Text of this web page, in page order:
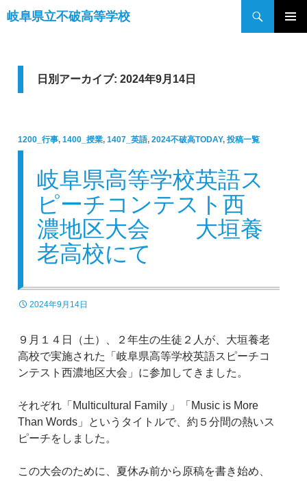
岐阜県立不破高等学校
検
索
日別アーカイブ: 2024年9月14日
1200_行事, 1400_授業, 1407_英語, 2024不破高TODAY, 投稿一覧
岐阜県高等学校英語ス
ピーチコンテスト西
濃地区大会 大垣養
老高校にて
2024年9月14日
９月１４日（土）、２年生の生徒２人が、大垣養老
高校で実施された「岐阜県高等学校英語スピーチコ
ンテスト西濃地区大会」に参加してきました。
それぞれ「Multicultural Family 」「Music is More
Than Words」というタイトルで、約５分間の熱いス
ピーチをしました。
この大会のために、夏休み前から原稿を書き始め、